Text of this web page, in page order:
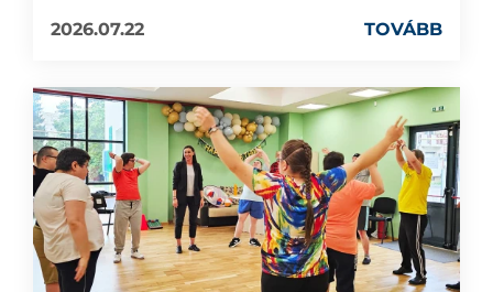
2026.07.22
TOVÁBB